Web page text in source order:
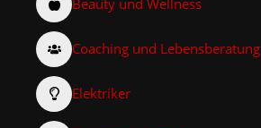
Beauty und Wellness
Coaching und Lebensberatung
Elektriker